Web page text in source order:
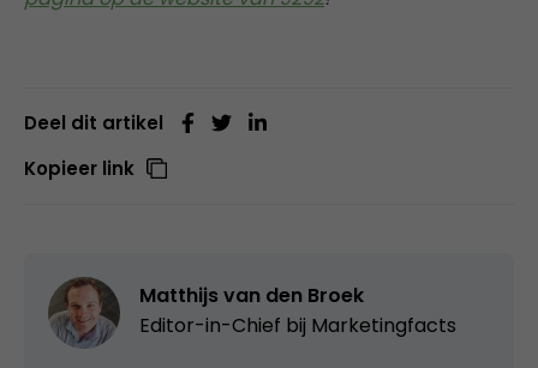
Deel dit artikel
Kopieer link
Matthijs van den Broek
Editor-in-Chief bij Marketingfacts